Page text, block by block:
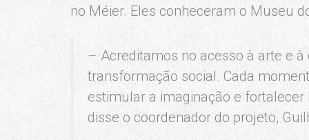
no Méier. Eles conheceram o Museu
– Acreditamos no acesso à arte e
transformação social. Cada
estimular a imaginação e
disse o coordenador do projeto,